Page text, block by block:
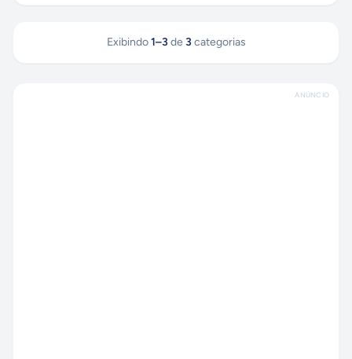
Exibindo 1–3 de 3 categorias
ANÚNCIO